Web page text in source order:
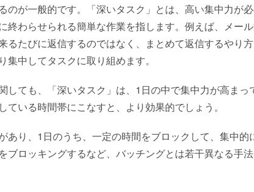
のが一般的です。「深いタスク」とは、高い集中力が
終わらせられる簡単な作業を指します。例えば、メー
るたびに返信するのではなく、まとめて返信するやり
中してタスクに取り組めます。
しても、「深いタスク」は、1日の中で集中力が高まっ
いる時間帯にこなすと、より効果的でしょう。
あり、1日のうち、一定の時間をブロックして、集中的
ブロッキングするなど、バッチングとは若干異なる手